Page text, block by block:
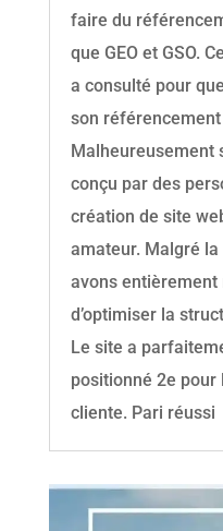
faire du
que GEO et GSO.
a consulté pour
son
Malheureusement
conçu par des
création de site
amateur. Malgré
avons
d’optimiser la
Le site a
positionné 2e pour
cliente. Pari réussi